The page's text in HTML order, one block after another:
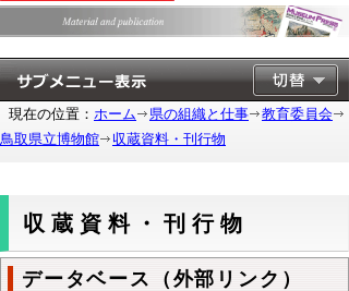
現在の位置： ホーム 県の組織と仕事
教育委員会
鳥取県立博物館
収蔵資料・刊行物
収蔵資料・刊行物
データベース（外部リンク）